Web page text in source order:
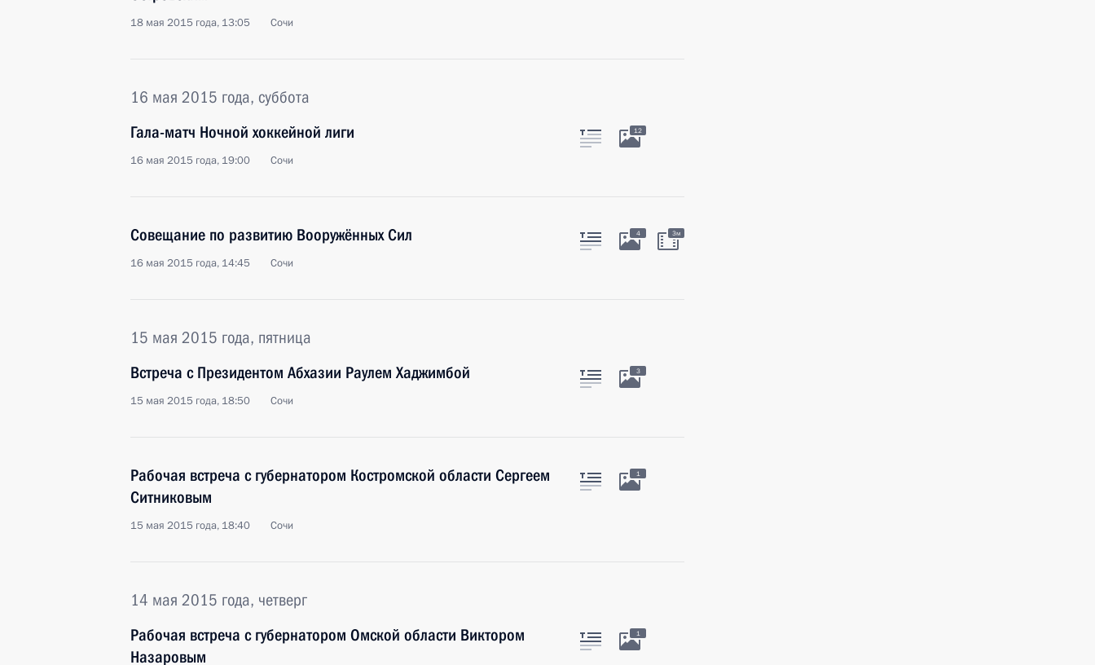
18 мая 2015 года, 13:05 Сочи
16 мая 2015 года, суббота
Гала-матч Ночной хоккейной лиги
16 мая 2015 года, 19:00 Сочи
12
Совещание по развитию Вооружённых Сил
16 мая 2015 года, 14:45 Сочи
4 3м
15 мая 2015 года, пятница
Встреча с Президентом Абхазии Раулем Хаджимбой
15 мая 2015 года, 18:50 Сочи
3
Рабочая встреча с губернатором Костромской области Сергеем
Ситниковым
15 мая 2015 года, 18:40 Сочи
1
14 мая 2015 года, четверг
Рабочая встреча с губернатором Омской области Виктором
Назаровым
1